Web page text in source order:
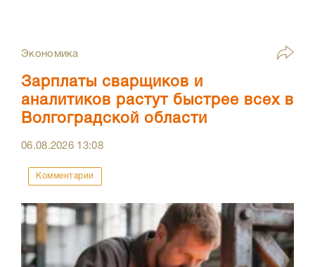
Экономика
Зарплаты сварщиков и
аналитиков растут быстрее всех в
Волгоградской области
06.08.2026 13:08
Комментарии